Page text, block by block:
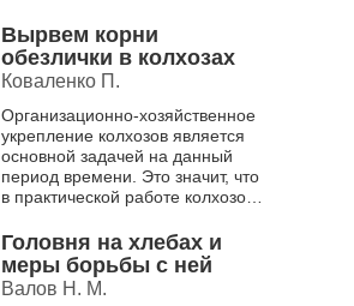
выращиванию лука-севка,
репки, семян и лу...
Вырвем корни
обезлички в колхозах
Коваленко П.
Организационно-хозяйственное
укрепление колхозов является
основной задачей на данный
период времени. Это значит, что
в практической работе колхозов
сторону борьбы за высо...
Головня на хлебах и
меры борьбы с ней
Валов Н. М.